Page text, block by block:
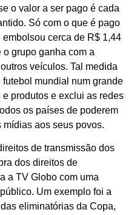
o valor a ser pago é cada
Só com o que é pago
cerca de R$ 1,44
grupo ganha com a
veículos. Tal medida
mundial num grande
produtos e exclui as redes
os países de poderem
mídias aos seus povos.
de transmissão dos
dos direitos de
a TV Globo com uma
Um exemplo foi a
eliminatórias da Copa,